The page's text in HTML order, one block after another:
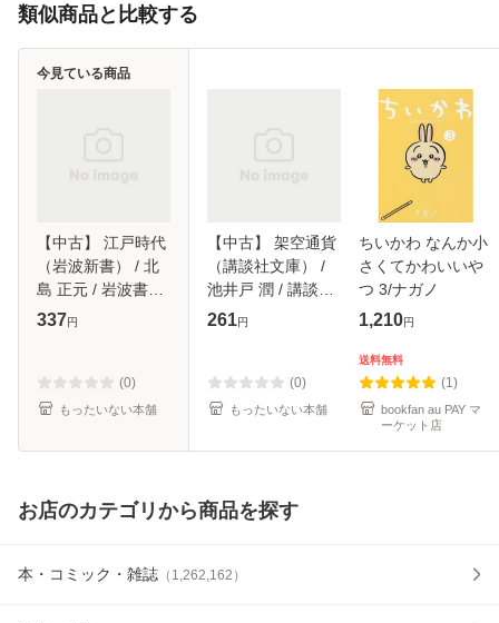
類似商品と比較する
【中古】 江戸時代
（岩波新書） / 北
島 正元 / 岩波書店
[新書]【メール便送
337円
(0)
もったいない本舗
今見ている商品
【中古】 架空通貨
（講談社文庫） /
池井戸 潤 / 講談社
[文庫]【メール便送
261円
(0)
もったいない本舗
ちいかわ なんか小
さくてかわいいや
つ 3/ナガノ
1,210円
送料無料
(1)
bookfan au PAY マ
ーケット店
お店のカテゴリから商品を探す
本・コミック・雑誌 （ 1,262,162 ）